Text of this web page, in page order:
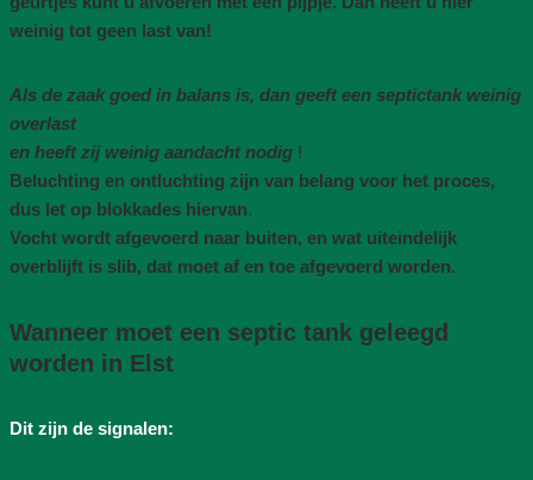
weinig tot geen last van!
Als de zaak goed in balans is, dan geeft een septictank weinig
overlast
en heeft zij weinig aandacht nodig !
Beluchting en ontluchting zijn van belang voor het proces,
dus let op blokkades hiervan.
Vocht wordt afgevoerd naar buiten, en wat uiteindelijk
overblijft is slib, dat moet af en toe afgevoerd worden.
Wanneer moet een septic tank geleegd
worden in Elst
Dit zijn de signalen: